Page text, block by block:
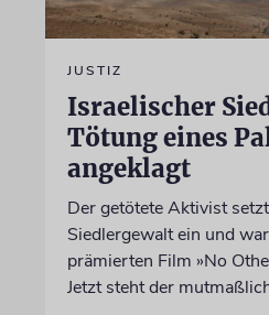
JUSTIZ
Israelischer
Tötung eines
angeklagt
Der getötete Aktivist
Siedlergewalt ein und
prämierten Film »No
Jetzt steht der